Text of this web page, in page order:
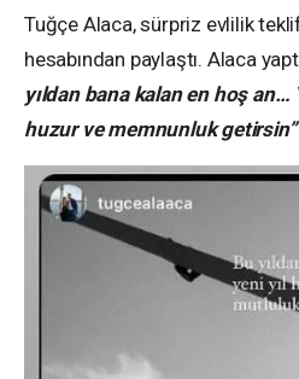
Tuğçe Alaca, sürpriz evlilik
hesabından paylaştı. Alaca
yıldan bana kalan en hoş an…
huzur ve memnunluk getirsin”